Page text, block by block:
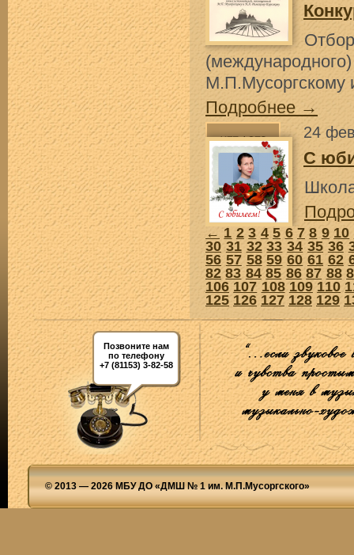
М.П.Мусоргскому
Подробнее →
24
С
← 1 2 3 4 5 6 7 8 9 10
30 31 32 33 34 35 36
56 57 58 59 60 61 62
82 83 84 85 86 87 88
106 107 108 109 110
125 126 127 128 129
Позвоните нам
по телефону
+7 (81153) 3-82-58
© 2013 — 2026 МБУ ДО «ДМШ № 1 им. М.П.Мусоргского»